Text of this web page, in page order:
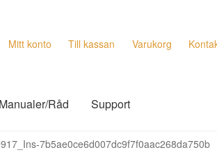
Mitt konto Till kassan Varukorg
Råd Support
7b5ae0ce6d007dc9f7f0aac268da750b